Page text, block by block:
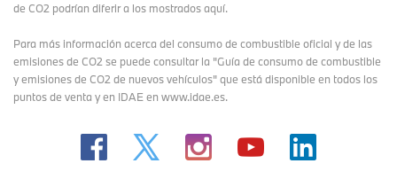
de CO2 podrían diferir a los mostrados aquí.
Para más información acerca del consumo de combustible oficial y de las
emisiones de CO2 se puede consultar la "Guía de consumo de combustible
y emisiones de CO2 de nuevos vehículos" que está disponible en todos los
puntos de venta y en IDAE en www.idae.es.